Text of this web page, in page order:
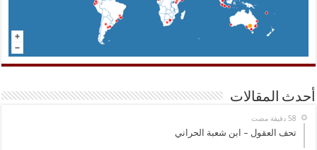
أحدث المقالات
تحف العقول – ابن شعبة الحراني